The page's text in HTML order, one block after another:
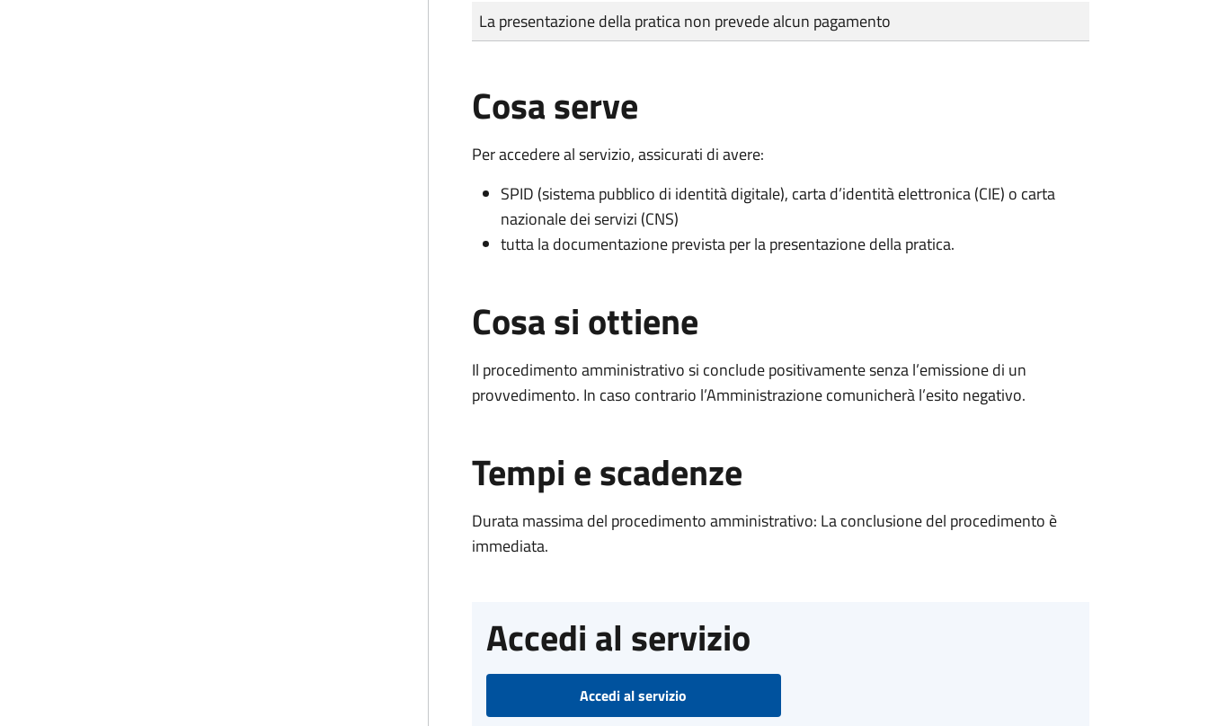
Tipo di pagamento
Importo
La presentazione della pratica non prevede alcun pagamento
Cosa serve
Per accedere al servizio, assicurati di avere:
SPID (sistema pubblico di identità digitale), carta d’identità elettronica (CIE) o carta
nazionale dei servizi (CNS)
tutta la documentazione prevista per la presentazione della pratica.
Cosa si ottiene
Il procedimento amministrativo si conclude positivamente senza l’emissione di un
provvedimento. In caso contrario l’Amministrazione comunicherà l’esito negativo.
Tempi e scadenze
Durata massima del procedimento amministrativo: La conclusione del procedimento è
immediata.
Accedi al servizio
Accedi al servizio